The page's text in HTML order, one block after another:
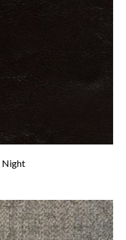
Night